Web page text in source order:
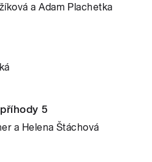
a Adam Plachetka
5
a Helena Štáchová